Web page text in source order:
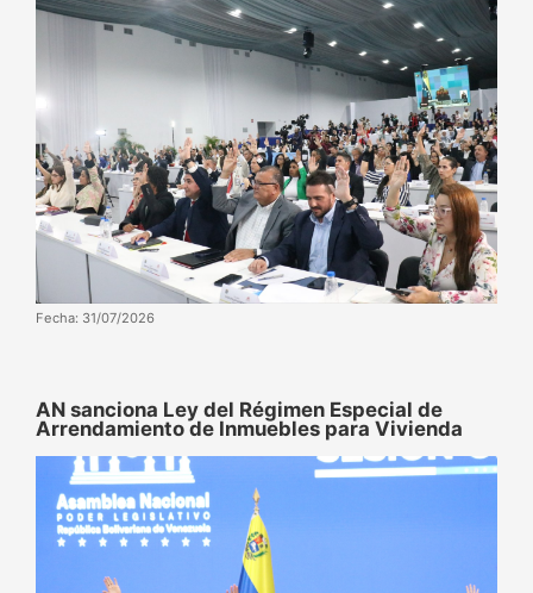
Fecha: 31/07/2026
AN sanciona Ley del Régimen Especial de
Arrendamiento de Inmuebles para Vivienda